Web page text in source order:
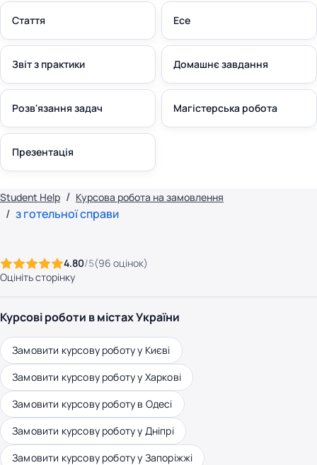
Стаття Есе
Звіт з практики Домашнє завдання
Розв'язання задач Магістерська робота
Презентація
Student Help Курсова робота на замовлення
з готельної справи
4.80/5(96 оцінок)
Оцініть сторінку
Курсові роботи в містах України
Замовити курсову роботу у Києві
Замовити курсову роботу у Харкові
Замовити курсову роботу в Одесі
Замовити курсову роботу у Дніпрі
Замовити курсову роботу у Запоріжжі